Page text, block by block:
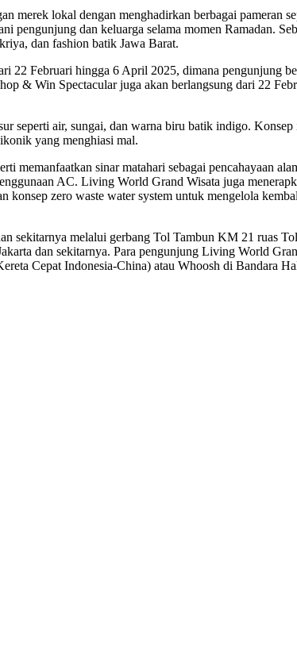
merek lokal dengan menghadirkan berbagai pameran
dan keluarga selama momen Ramadan.
dan fashion batik Jawa Barat.
Februari hingga 6 April 2025, dimana pengunjung
& Win Spectacular juga akan berlangsung dari 22
seperti air, sungai, dan warna biru batik indigo.
yang menghiasi mal.
memanfaatkan sinar matahari sebagai pencahayaan
AC. Living World Grand Wisata juga
konsep zero waste water system untuk mengelola
sekitarnya melalui gerbang Tol Tambun KM 21 ruas
dan sekitarnya. Para pengunjung Living World
Cepat Indonesia-China) atau Whoosh di Bandara